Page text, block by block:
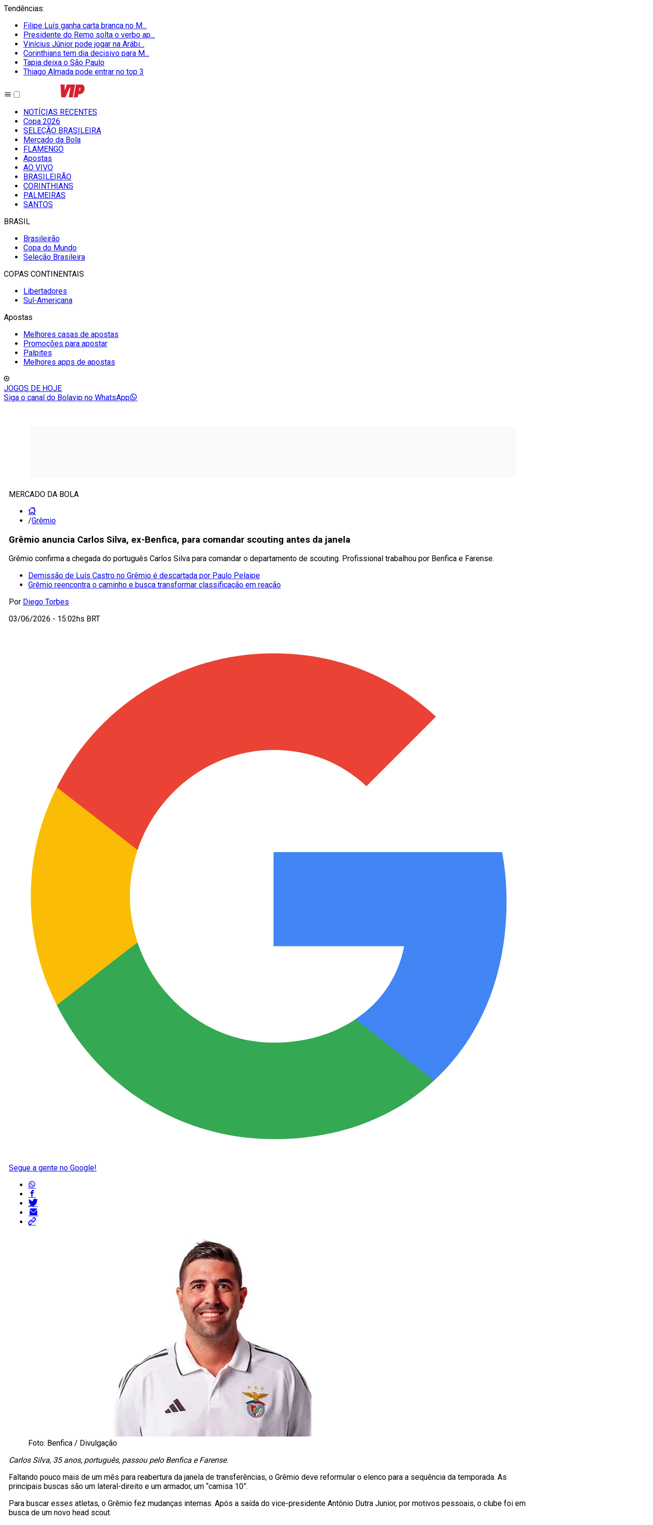
Tendências:
Filipe Luís ganha carta branca no M...
Presidente do Remo solta o verbo ap...
Vinícius Júnior pode jogar na Arábi...
Corinthians tem dia decisivo para M...
Tapia deixa o São Paulo
Thiago Almada pode entrar no top 3
NOTÍCIAS RECENTES
Copa 2026
SELEÇÃO BRASILEIRA
Mercado da Bola
FLAMENGO
Apostas
AO VIVO
BRASILEIRÃO
CORINTHIANS
PALMEIRAS
SANTOS
BRASIL
Brasileirão
Copa do Mundo
Seleção Brasileira
COPAS CONTINENTAIS
Libertadores
Sul-Americana
Apostas
Melhores casas de apostas
Promoções para apostar
Palpites
Melhores apps de apostas
JOGOS DE HOJE
Siga o canal do Bolavip no WhatsApp
MERCADO DA BOLA
/Grêmio
Grêmio anuncia Carlos Silva, ex-Benfica, para comandar scouting antes da janela
Grêmio confirma a chegada do português Carlos Silva para comandar o departamento de scouting. Profissional trabalhou por Benfica e Farense.
Demissão de Luís Castro no Grêmio é descartada por Paulo Pelaipe
Grêmio reencontra o caminho e busca transformar classificação em reação
Por Diego Torbes
03/06/2026 - 15:02hs BRT
Segue a gente no Google!
Foto: Benfica / Divulgação
Carlos Silva, 35 anos, português, passou pelo Benfica e Farense.
Faltando pouco mais de um mês para reabertura da janela de transferências, o Grêmio deve reformular o elenco para a sequência da temporada. As
principais buscas são um lateral-direito e um armador, um “camisa 10”.
Para buscar esses atletas, o Grêmio fez mudanças internas. Após a saída do vice-presidente Antônio Dutra Junior, por motivos pessoais, o clube foi em
busca de um novo head scout.